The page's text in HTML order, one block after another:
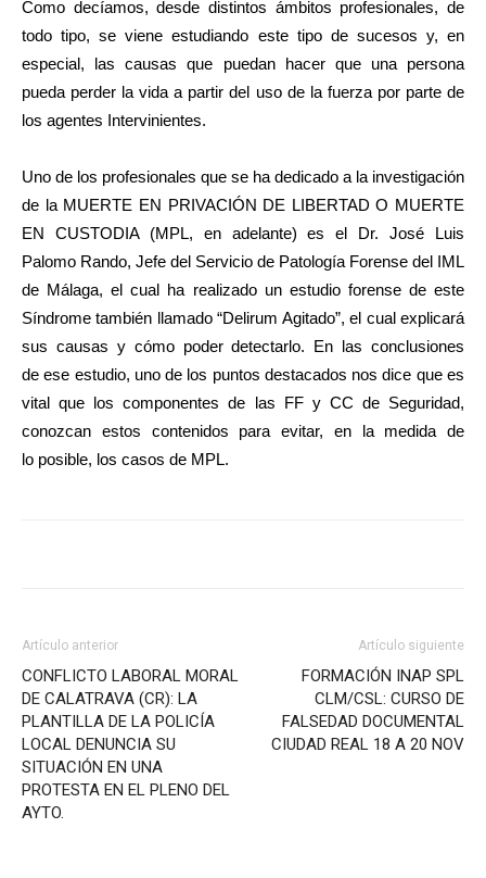
Como decíamos, desde distintos ámbitos profesionales, de
todo tipo, se viene estudiando este tipo de sucesos y, en
especial, las causas que puedan hacer que una persona
pueda perder la vida a partir del uso de la fuerza por parte de
los agentes Intervinientes.
Uno de los profesionales que se ha dedicado a la investigación
de la MUERTE EN PRIVACIÓN DE LIBERTAD O MUERTE
EN CUSTODIA (MPL, en adelante) es el Dr. José Luis
Palomo Rando, Jefe del Servicio de Patología Forense del IML
de Málaga, el cual ha realizado un estudio forense de este
Síndrome también llamado “Delirum Agitado”, el cual explicará
sus causas y cómo poder detectarlo. En las conclusiones
de ese estudio, uno de los puntos destacados nos dice que es
vital que los componentes de las FF y CC de Seguridad,
conozcan estos contenidos para evitar, en la medida de
lo posible, los casos de MPL.
Artículo anterior
CONFLICTO LABORAL MORAL
DE CALATRAVA (CR): LA
PLANTILLA DE LA POLICÍA
LOCAL DENUNCIA SU
SITUACIÓN EN UNA
PROTESTA EN EL PLENO DEL
AYTO.
Artículo siguiente
FORMACIÓN INAP SPL
CLM/CSL: CURSO DE
FALSEDAD DOCUMENTAL
CIUDAD REAL 18 A 20 NOV